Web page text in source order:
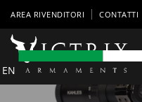
AREA RIVENDITORI CONTATTI
EN